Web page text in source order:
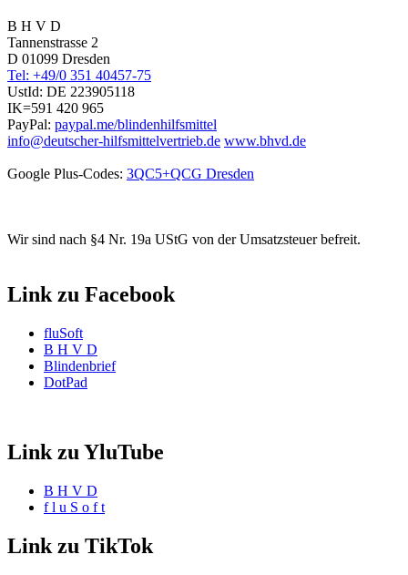
B H V D
Tannenstrasse 2
D 01099 Dresden
Tel: +49/0 351 40457-75
UstId: DE 223905118
IK=591 420 965
PayPal: paypal.me/blindenhilfsmittel
info@deutscher-hilfsmittelvertrieb.de www.bhvd.de
Google Plus-Codes: 3QC5+QCG Dresden
Wir sind nach §4 Nr. 19a UStG von der Umsatzsteuer befreit.
Link zu Facebook
fluSoft
B H V D
Blindenbrief
DotPad
Link zu YluTube
B H V D
f l u S o f t
Link zu TikTok